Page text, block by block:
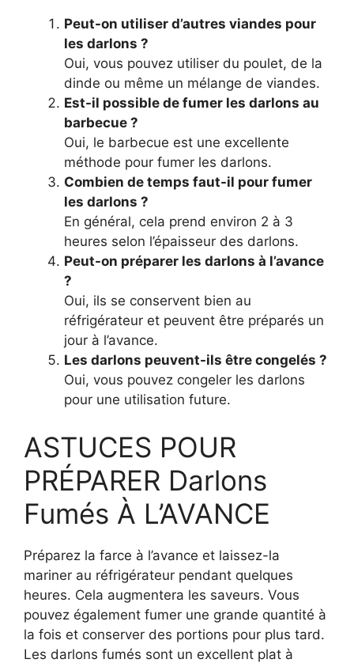
Peut-on utiliser d’autres viandes pour
les darlons ?
Oui, vous pouvez utiliser du poulet, de la
dinde ou même un mélange de viandes.
Est-il possible de fumer les darlons au
barbecue ?
Oui, le barbecue est une excellente
méthode pour fumer les darlons.
Combien de temps faut-il pour fumer
les darlons ?
En général, cela prend environ 2 à 3
heures selon l’épaisseur des darlons.
Peut-on préparer les darlons à l’avance
?
Oui, ils se conservent bien au
réfrigérateur et peuvent être préparés un
jour à l’avance.
Les darlons peuvent-ils être congelés ?
Oui, vous pouvez congeler les darlons
pour une utilisation future.
ASTUCES POUR
PRÉPARER Darlons
Fumés À L’AVANCE
Préparez la farce à l’avance et laissez-la
mariner au réfrigérateur pendant quelques
heures. Cela augmentera les saveurs. Vous
pouvez également fumer une grande quantité à
la fois et conserver des portions pour plus tard.
Les darlons fumés sont un excellent plat à